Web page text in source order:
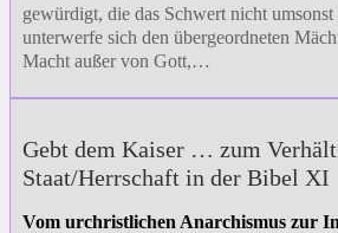
gewürdigt, die das Schwert nicht umsonst
unterwerfe sich den übergeordneten
Macht außer von Gott,…
Gebt dem Kaiser … zum
Staat/Herrschaft in der Bibel XI
Vom urchristlichen Anarchismus zur